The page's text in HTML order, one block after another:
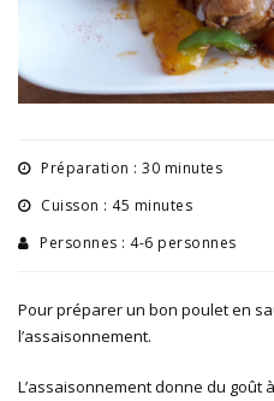
Préparation : 30 minutes
Cuisson : 45 minutes
Personnes : 4-6 personnes
Pour préparer un bon poulet en
l’assaisonnement.
L’assaisonnement donne du goût